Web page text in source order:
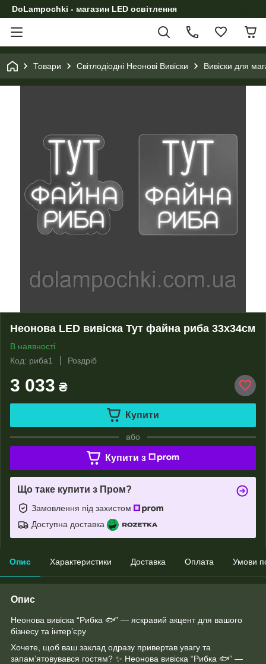
DoLampochki - магазин LED освітлення
Товари Світлодіодні Неонові Вивіски Вивіски для
Неонова LED вивіска Тут файна риба 33х34см
В наявності
Код: риба1
Роздріб
3 033 ₴
Купити
або
Купити з
Що таке купити з Пром?
Замовлення під захистом
Доступна доставка
Опис Характеристики Доставка Оплата Умови
Опис
Неонова вивіска “Рибка 🐟” — яскравий акцент для вашого
бізнесу та інтер’єру
Хочете, щоб ваш заклад одразу привертав увагу та
запам’ятовувався гостям? ✨ Неонова вивіска “Рибка 🐟” —